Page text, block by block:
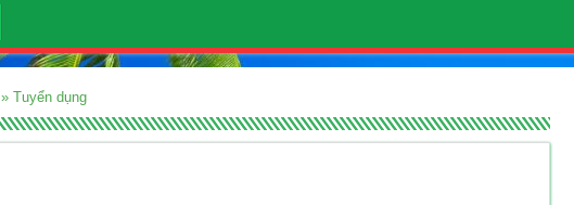
»Tuyển dụng